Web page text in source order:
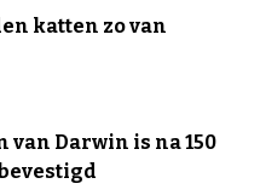
katten zo van
van Darwin is na 150